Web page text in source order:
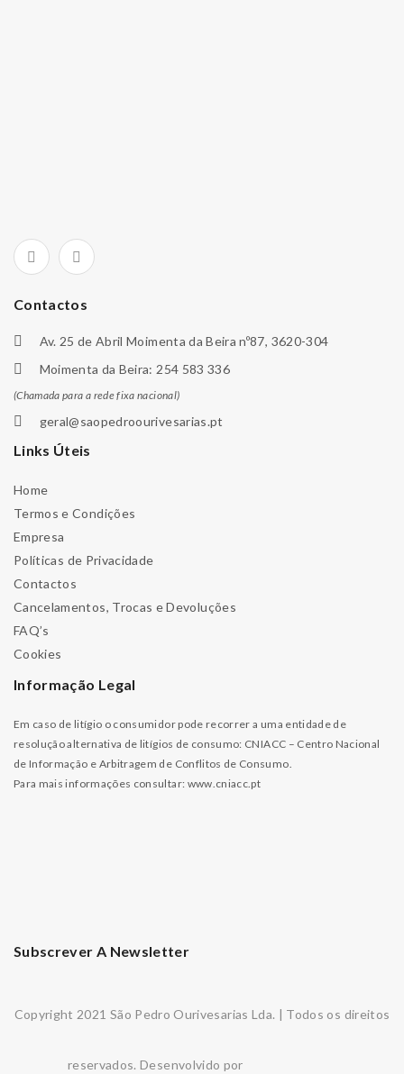
Contactos
Av. 25 de Abril Moimenta da Beira nº87, 3620-304
Moimenta da Beira: 254 583 336
(Chamada para a rede fixa nacional)
geral@saopedroourivesarias.pt
Links Úteis
Home
Termos e Condições
Empresa
Políticas de Privacidade
Contactos
Cancelamentos, Trocas e Devoluções
FAQ’s
Cookies
Informação Legal
Em caso de litígio o consumidor pode recorrer a uma entidade de
resolução alternativa de litígios de consumo: CNIACC – Centro Nacional
de Informação e Arbitragem de Conflitos de Consumo.
Para mais informações consultar: www.cniacc.pt
Subscrever A Newsletter
Copyright 2021 São Pedro Ourivesarias Lda. | Todos os direitos
reservados. Desenvolvido por